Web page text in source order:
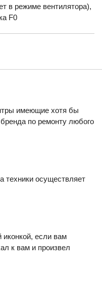
в режиме вентилятора),
F0
имеющие хотя бы
по ремонту любого
техники осуществляет
если вам
к вам и произвел